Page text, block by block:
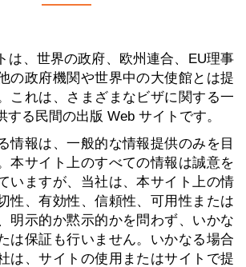
は、世界の政府、欧州連合、EU理事
の政府機関や世界中の大使館とは提
これは、さまざまなビザに関する一
する民間の出版 Web サイトです。
情報は、一般的な情報提供のみを目
本サイト上のすべての情報は誠意を
いますが、当社は、本サイト上の情
性、有効性、信頼性、可用性または
明示的か黙示的かを問わず、いかな
は保証も行いません。いかなる場合
は、サイトの使用またはサイトで提